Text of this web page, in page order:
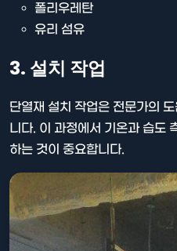
폴리우레탄
유리 섬유
3. 설치 작업
단열재 설치 작업은 전문가의
니다. 이 과정에서 기온과 습도
하는 것이 중요합니다.